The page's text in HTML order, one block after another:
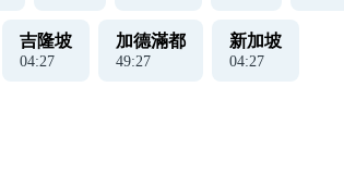
吉隆坡
04:27
加德滿都
49:27
新加坡
04:27